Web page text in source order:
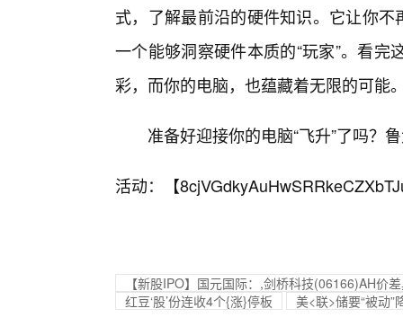
式，了解最前沿的硬件知识。它让你
一个能够洞察硬件本质的“玩家”。看
彩，而你的电脑，也蕴藏着无限的可能
准备好迎接你的电脑“飞升”了吗？
活动：【
【新股IPO】国元国际：,剑桥科技(06166)AH价
红豆‘股’份连收4个{涨}停板
美<联>储要“被动”